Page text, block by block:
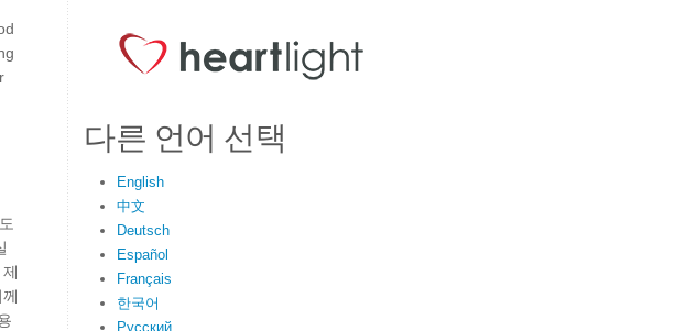
다른 언어 선택
English
中文
Deutsch
Español
Français
한국어
Русский